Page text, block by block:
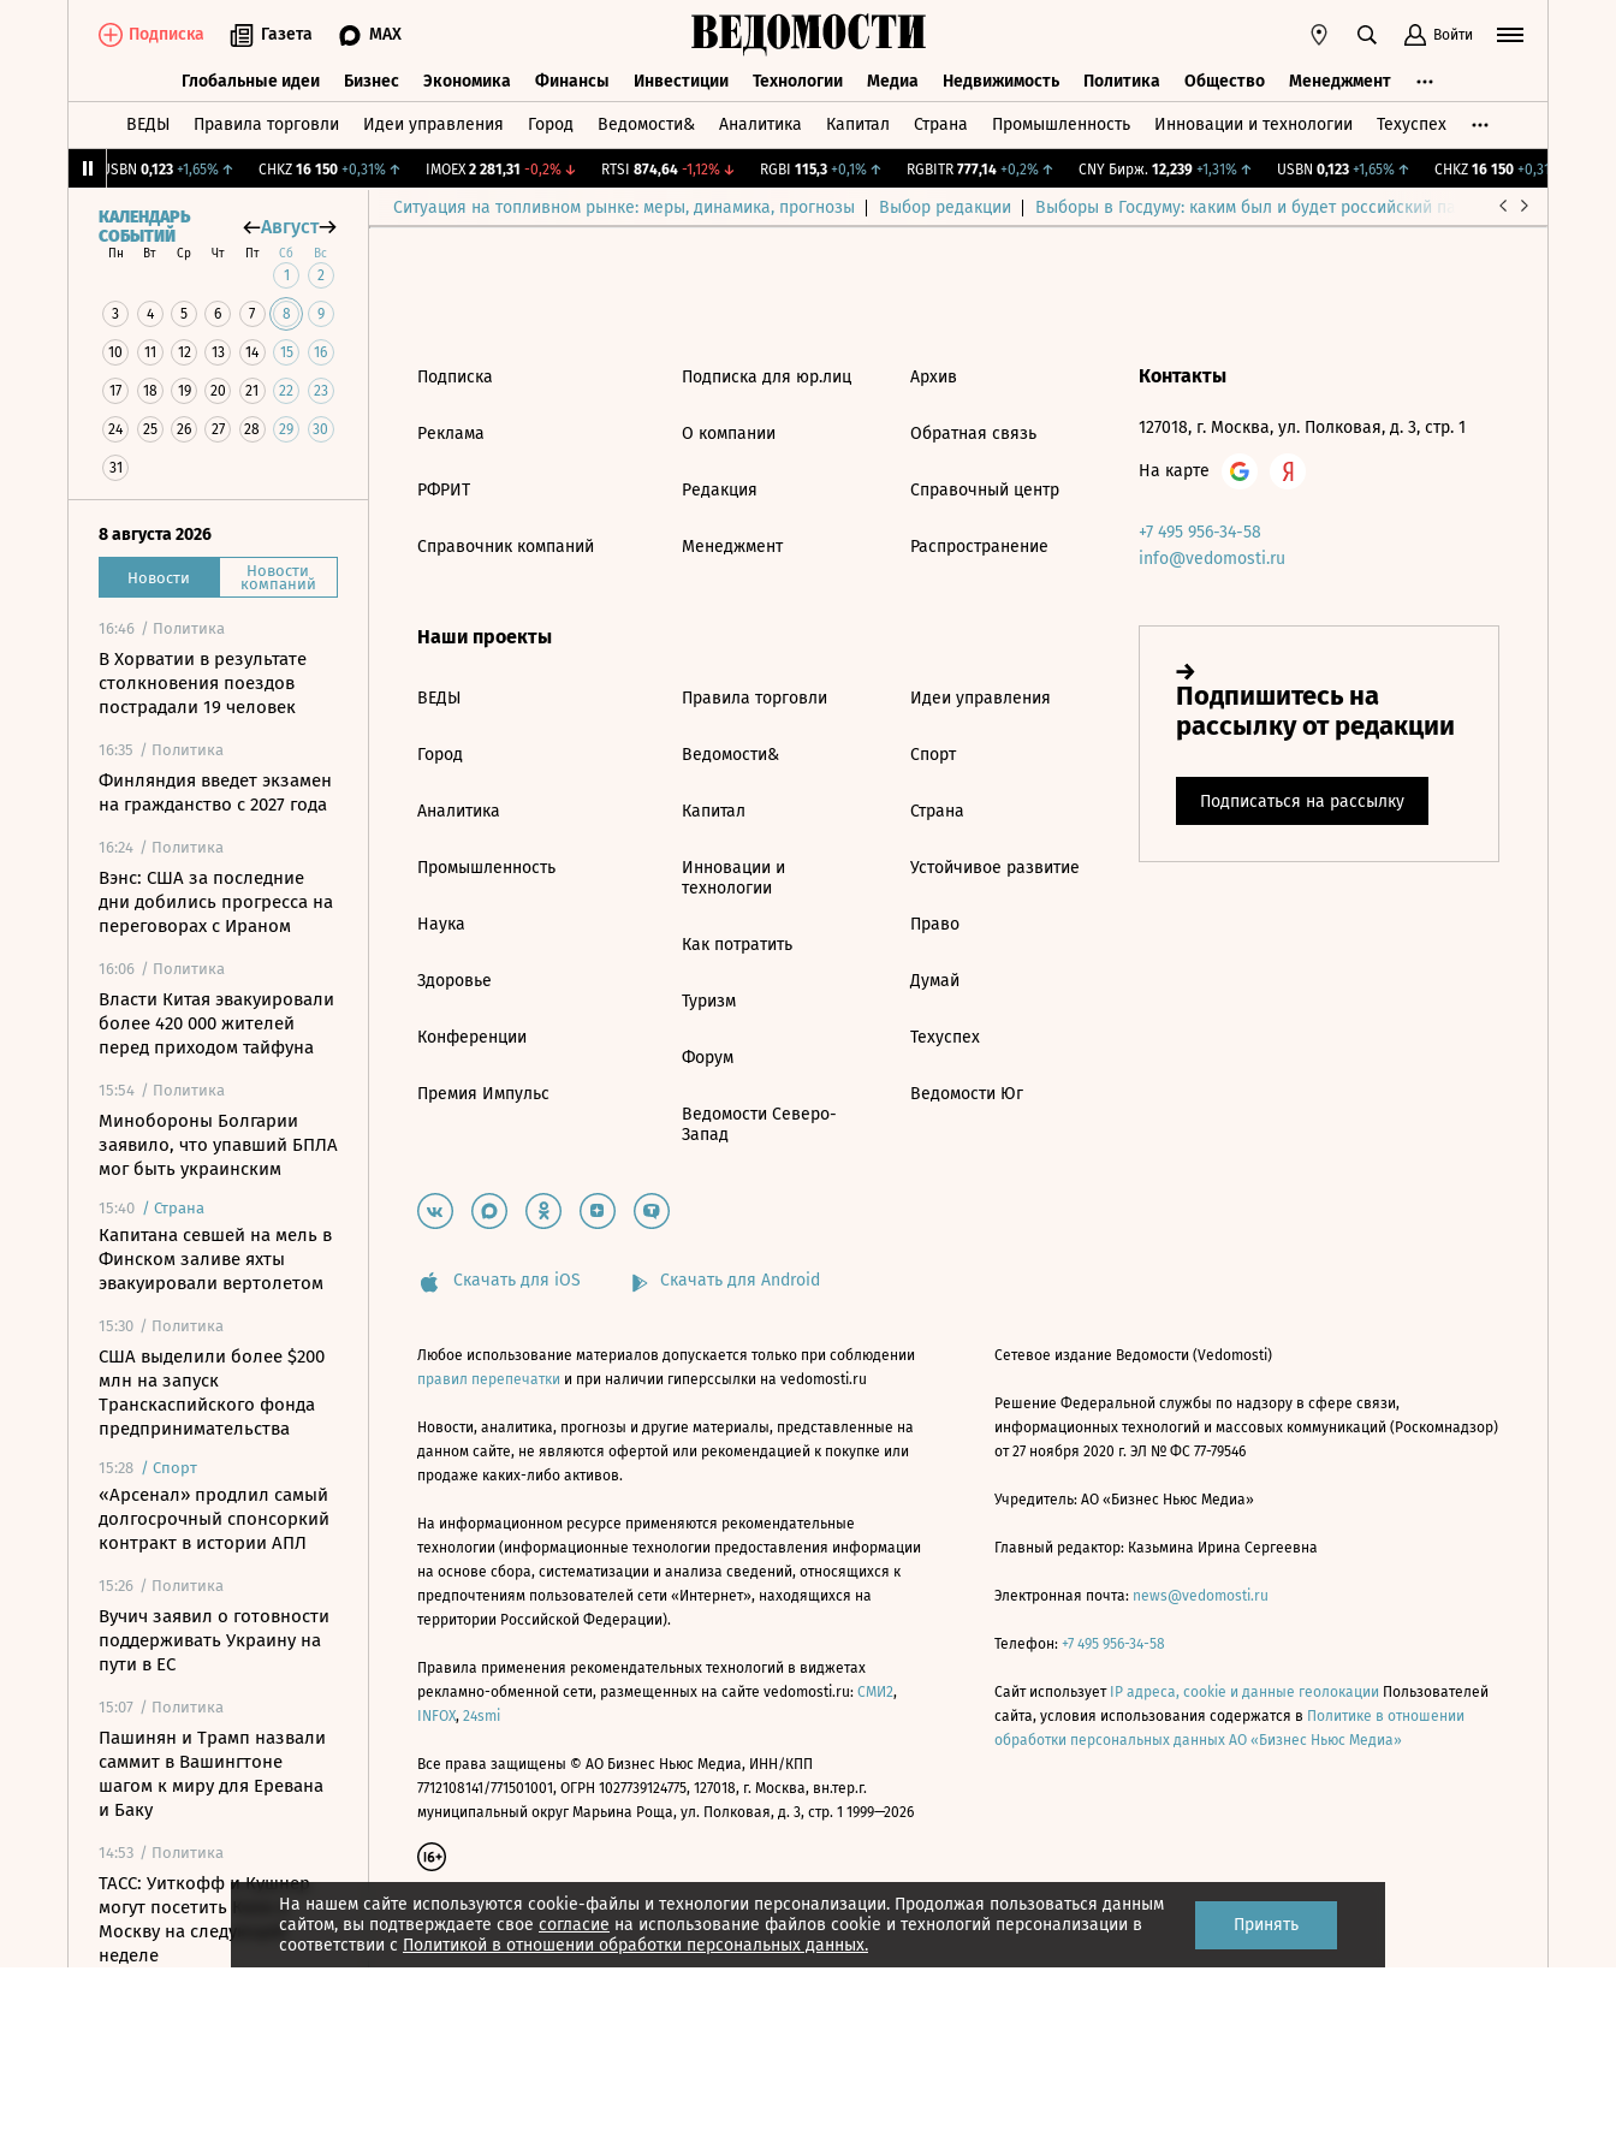
Подписка Газета MAX Войти
Глобальные идеи Бизнес Экономика Финансы Инвестиции Технологии Медиа Недвижимость Политика Общество Менеджмент
ВЕДЫ Правила торговли Идеи управления Город Ведомости& Аналитика Капитал Страна Промышленность Инновации и технологии Техуспех
USBN 0,123 +1,65%↑ CHKZ 16 150 +0,31%↑ IMOEX 2 281,31 -0,2%↓ RTSI 874,64 -1,12%↓ RGBI 115,3 +0,1%↑ RGBITR 777,14 +0,2%↑ CNY Бирж. 12,239 +1,31%↑ USBN 0,123 +1,65%↑ CHKZ 16 150 +0,31%
Ситуация на топливном рынке: меры, динамика, прогнозы Выбор редакции Выборы в Госдуму: каким был и будет российский парламент
КАЛЕНДАРЬ
СОБЫТИЙ
Август
Пн Вт Ср Чт Пт Сб Вс
1 2
3 4 5 6 7 8 9
10 11 12 13 14 15 16
17 18 19 20 21 22 23
24 25 26 27 28 29 30
31
8 августа 2026
Новости Новости
компаний
16:46 / Политика
В Хорватии в результате
столкновения поездов
пострадали 19 человек
16:35 / Политика
Финляндия введет экзамен
на гражданство с 2027 года
16:24 / Политика
Вэнс: США за последние
дни добились прогресса на
переговорах с Ираном
16:06 / Политика
Власти Китая эвакуировали
более 420 000 жителей
перед приходом тайфуна
15:54 / Политика
Минобороны Болгарии
заявило, что упавший БПЛА
мог быть украинским
15:40 / Страна
Капитана севшей на мель в
Финском заливе яхты
эвакуировали вертолетом
15:30 / Политика
США выделили более $200
млн на запуск
Транскаспийского фонда
предпринимательства
15:28 / Спорт
«Арсенал» продлил самый
долгосрочный спонсоркий
контракт в истории АПЛ
15:26 / Политика
Вучич заявил о готовности
поддерживать Украину на
пути в ЕС
15:07 / Политика
Пашинян и Трамп назвали
саммит в Вашингтоне
шагом к миру для Еревана
и Баку
14:53 / Политика
ТАСС: Уиткофф и Кушнер
могут посетить Киев и
Москву на следующей
неделе
На нашем сайте используются cookie-файлы и технологии персонализации. Продолжая пользоваться данным
сайтом, вы подтверждаете свое согласие на использование файлов cookie и технологий персонализации в
соответствии с Политикой в отношении обработки персональных данных.
Принять
Подписка
Реклама
РФРИТ
Справочник компаний
Подписка для юр.лиц
О компании
Редакция
Менеджмент
Архив
Обратная связь
Справочный центр
Распространение
Наши проекты
ВЕДЫ
Город
Аналитика
Промышленность
Наука
Здоровье
Конференции
Премия Импульс
Правила торговли
Ведомости&
Капитал
Инновации и
технологии
Как потратить
Туризм
Форум
Ведомости Северо-
Запад
Идеи управления
Спорт
Страна
Устойчивое развитие
Право
Думай
Техуспех
Ведомости Юг
Контакты
127018, г. Москва, ул. Полковая, д. 3, стр. 1
На карте
+7 495 956-34-58
info@vedomosti.ru
Скачать для iOS Скачать для Android
Любое использование материалов допускается только при соблюдении
правил перепечатки и при наличии гиперссылки на vedomosti.ru
Новости, аналитика, прогнозы и другие материалы, представленные на
данном сайте, не являются офертой или рекомендацией к покупке или
продаже каких-либо активов.
На информационном ресурсе применяются рекомендательные
технологии (информационные технологии предоставления информации
на основе сбора, систематизации и анализа сведений, относящихся к
предпочтениям пользователей сети «Интернет», находящихся на
территории Российской Федерации).
Правила применения рекомендательных технологий в виджетах
рекламно-обменной сети, размещенных на сайте vedomosti.ru: СМИ2,
INFOX, 24smi
Все права защищены © АО Бизнес Ньюс Медиа, ИНН/КПП
7712108141/771501001, ОГРН 1027739124775, 127018, г. Москва, вн.тер.г.
муниципальный округ Марьина Роща, ул. Полковая, д. 3, стр. 1 1999—2026
Сетевое издание Ведомости (Vedomosti)
Решение Федеральной службы по надзору в сфере связи,
информационных технологий и массовых коммуникаций (Роскомнадзор)
от 27 ноября 2020 г. ЭЛ № ФС 77-79546
Учредитель: АО «Бизнес Ньюс Медиа»
Главный редактор: Казьмина Ирина Сергеевна
Электронная почта: news@vedomosti.ru
Телефон: +7 495 956-34-58
Сайт использует IP адреса, cookie и данные геолокации Пользователей
сайта, условия использования содержатся в Политике в отношении
обработки персональных данных АО «Бизнес Ньюс Медиа»